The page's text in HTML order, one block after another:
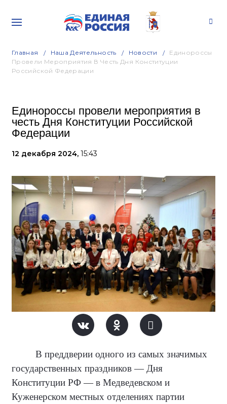
Главная Наша Деятельность Новости
Единороссы
Провели Мероприятия В Честь Дня Конституции
Российской Федерации
Единороссы провели мероприятия в
честь Дня Конституции Российской
Федерации
12 декабря 2024, 15:43
В преддверии одного из самых значимых
государственных праздников — Дня
Конституции РФ — в Медведевском и
Куженерском местных отделениях партии